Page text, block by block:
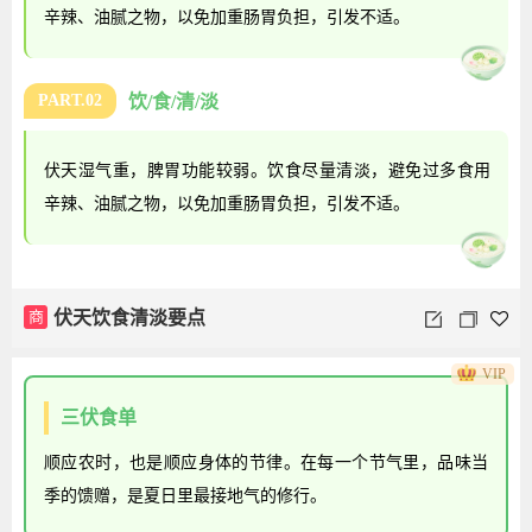
辛辣、油腻之物，以免加重肠胃负担，引发不适。
PART.02 饮/食/清/淡
伏天湿气重，脾胃功能较弱。饮食尽量清淡，避免过多食用
辛辣、油腻之物，以免加重肠胃负担，引发不适。
商 伏天饮食清淡要点
三伏食单
顺应农时，也是顺应身体的节律。在每一个节气里，品味当
季的馈赠，是夏日里最接地气的修行。
VIP